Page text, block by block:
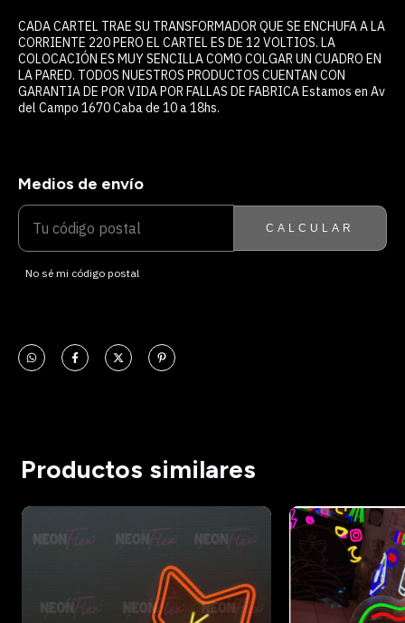
CADA CARTEL TRAE SU TRANSFORMADOR QUE SE ENCHUFA A LA
CORRIENTE 220 PERO EL CARTEL ES DE 12 VOLTIOS. LA
COLOCACIÓN ES MUY SENCILLA COMO COLGAR UN CUADRO EN
LA PARED. TODOS NUESTROS PRODUCTOS CUENTAN CON
GARANTIA DE POR VIDA POR FALLAS DE FABRICA Estamos en Av
del Campo 1670 Caba de 10 a 18hs.
ENTREGAS PARA EL CP:
Medios de envío
CALCULAR
No sé mi código postal
Productos similares